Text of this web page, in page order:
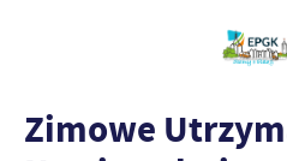
Zimowe